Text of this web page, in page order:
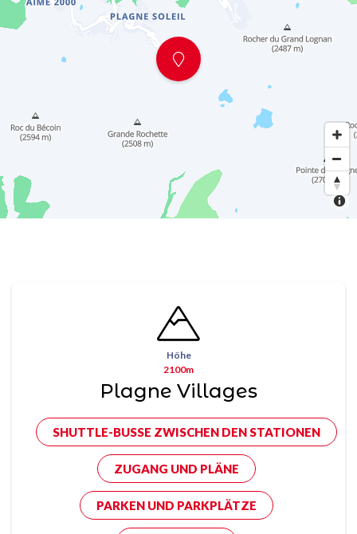
Höhe
2100m
Plagne Villages
SHUTTLE-BUSSE ZWISCHEN DEN STATIONEN
ZUGANG UND PLÄNE
PARKEN UND PARKPLÄTZE